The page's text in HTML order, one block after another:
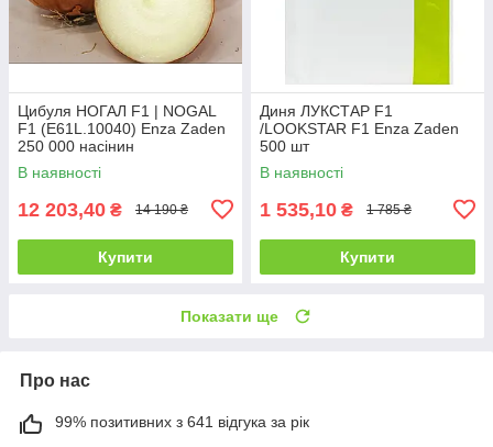
Цибуля НОГАЛ F1 | NOGAL
F1 (E61L.10040) Enza Zaden
250 000 насінин
В наявності
12 203,40 ₴ 14 190 ₴
Купити
Диня ЛУКСТАР F1
/LOOKSTAR F1 Enza Zaden
500 шт
В наявності
1 535,10 ₴ 1 785 ₴
Купити
Показати ще
Про нас
99% позитивних з 641 відгука за рік